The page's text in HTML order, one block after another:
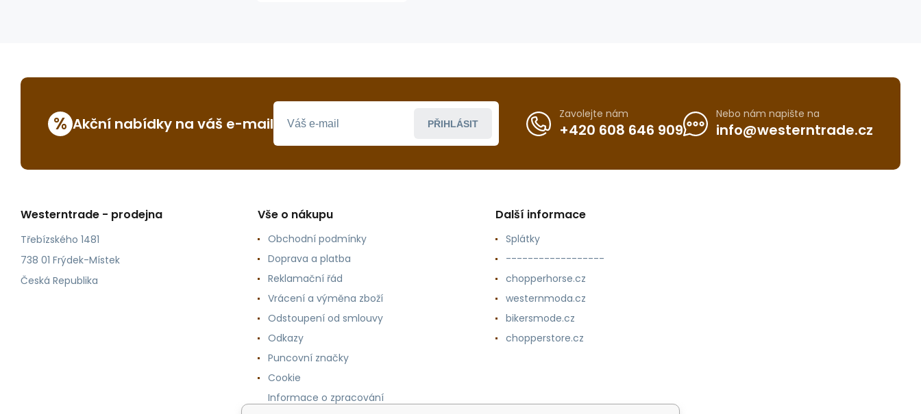
% Akční nabídky na váš e-mail PŘIHLÁSIT
Zavolejte nám
+420 608 646 909
Nebo nám napište na
info@westerntrade.cz
Westerntrade - prodejna
Třebízského 1481
738 01 Frýdek-Místek
Česká Republika
Vše o nákupu
Obchodní podmínky
Doprava a platba
Reklamační řád
Vrácení a výměna zboží
Odstoupení od smlouvy
Odkazy
Puncovní značky
Cookie
Informace o zpracování
Další informace
Splátky
------------------
chopperhorse.cz
westernmoda.cz
bikersmode.cz
chopperstore.cz